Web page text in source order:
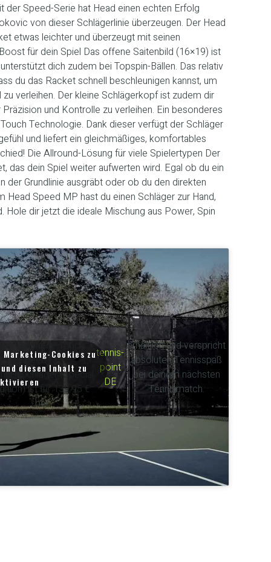
Speed-Serie hat Head einen echten Erfolg
von dieser Schlägerlinie überzeugen. Der Head
etwas leichter und überzeugt mit seinen
für dein Spiel Das offene Saitenbild (16×19) ist
dich zudem bei Topspin-Bällen. Das relativ
du das Racket schnell beschleunigen kannst, um
verleihen. Der kleine Schlägerkopf ist zudem dir
und Kontrolle zu verleihen. Ein besonderes
Technologie. Dank dieser verfügt der Schläger
und liefert ein gleichmäßiges, komfortables
Die Allround-Lösung für viele Spielertypen Der
das dein Spiel weiter aufwerten wird. Egal ob du ein
der Grundlinie ausgräbt oder ob du den direkten
Head Speed MP hast du einen Schläger zur Hand,
dir jetzt die ideale Mischung aus Power, Spin
Graphene Touch
Speed MP
(Special
ist für 139.95 €
bei
tennis-
point
DE
erhältlich und verspricht
absoluten Tennisspaß
bei deinem nächsten
Tennismatch.
Cookies zu
diesen Inhalt zu